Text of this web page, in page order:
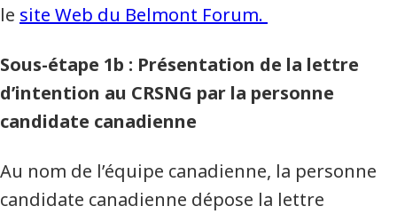
le site Web du Belmont Forum.
Sous-étape 1b : Présentation de la lettre
d’intention au CRSNG par la personne
candidate canadienne
Au nom de l’équipe canadienne, la personne
candidate canadienne dépose la lettre